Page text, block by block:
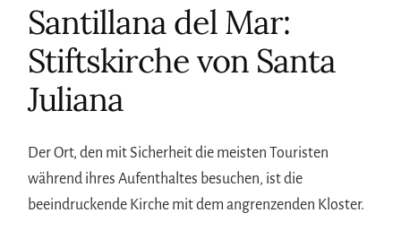
Santillana del Mar:
Stiftskirche von Santa
Juliana
Der Ort, den mit Sicherheit die meisten Touristen
während ihres Aufenthaltes besuchen, ist die
beeindruckende Kirche mit dem angrenzenden Kloster.